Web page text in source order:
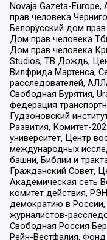
Novaja Gazeta-
прав человека
Белорусский дом
Дом прав человека
Дом прав человека
Studios, ТВ Дождь,
Вилфрида Мартенса,
расследователей,
Свободная Бурятия,
федерация
Гудзоновский
Развития, Комитет-
университет, Центр
международных
башни, Библии и
Гражданский Совет,
Академическая сеть
комитет действия,
демократию в
журналистов-
Свободная Россия
Рейн-Вестфалия,